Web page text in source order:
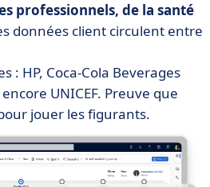
professionnels, de la santé
données client circulent entre
: HP, Coca-Cola Beverages
UNICEF. Preuve que
jouer les figurants.